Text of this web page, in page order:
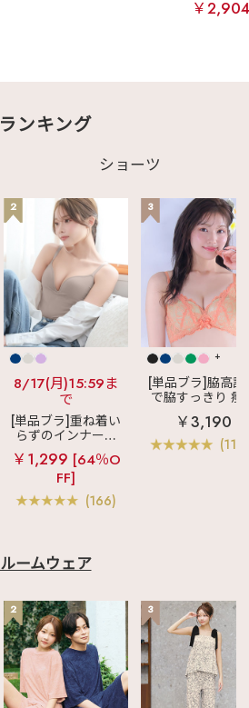
￥
ランキング
ショーツ
2
8/17(月)15:59ま
で
[単品ブラ]重ね着い
らずのインナーブ
ラ
リッチバスト
ブラトップ (ワイヤ
ー入り)
￥1,299 [64％O
FF]
(166)
3
+
[単品ブラ]脇高設
で脇すっきり 痩
見えブラ
カシ
クールレース脇
ブラ(R) 単品ブラ
ャー
￥3,190
ルームウェア
2 3